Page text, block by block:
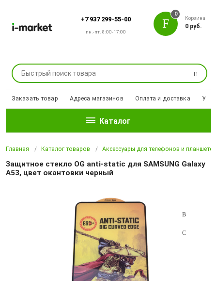
+7 937 299-55-00
пн.-пт. 8:00-17:00
Поиск
0
Корзина
0 руб.
Заказать товар Адреса магазинов Оплата и доставка
Каталог
Главная Каталог товаров Аксессуары для телефонов и планшетов
Защитное стекло OG anti-static для SAMSUNG Galaxy
A53, цвет окантовки черный